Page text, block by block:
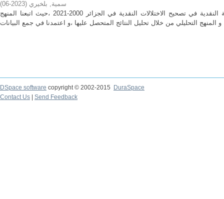
سمية, بلخيري (
2023-06
)
هدفت الدراسة للبحث عن فعالية السياسة النقدية في تصحيح الاختلالات النقدية في الجزائر 2000-2021 ،حيث اتبعنا المنهج
DSpace software copyright © 2002-2015
DuraSpace
Contact Us
Send Feedback